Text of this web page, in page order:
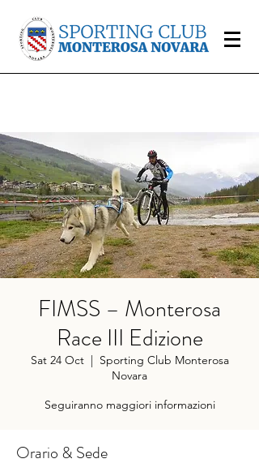
FIMSS – Monterosa
Race III Edizione
Sat 24 Oct
  |
Sporting Club Monterosa
Novara
Seguiranno maggiori informazioni
Orario & Sede